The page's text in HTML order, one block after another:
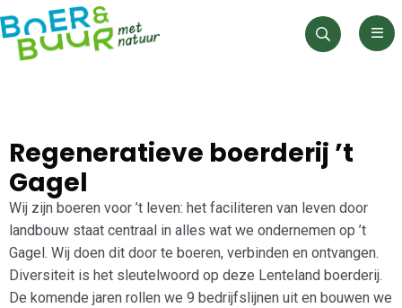
Zoeken
Regeneratieve boerderij ’t
Gagel
Wij zijn boeren voor ’t leven: het faciliteren van leven door
landbouw staat centraal in alles wat we ondernemen op ’t
Gagel. Wij doen dit door te boeren, verbinden en ontvangen.
Diversiteit is het sleutelwoord op deze Lenteland boerderij.
De komende jaren rollen we 9 bedrijfslijnen uit en bouwen we